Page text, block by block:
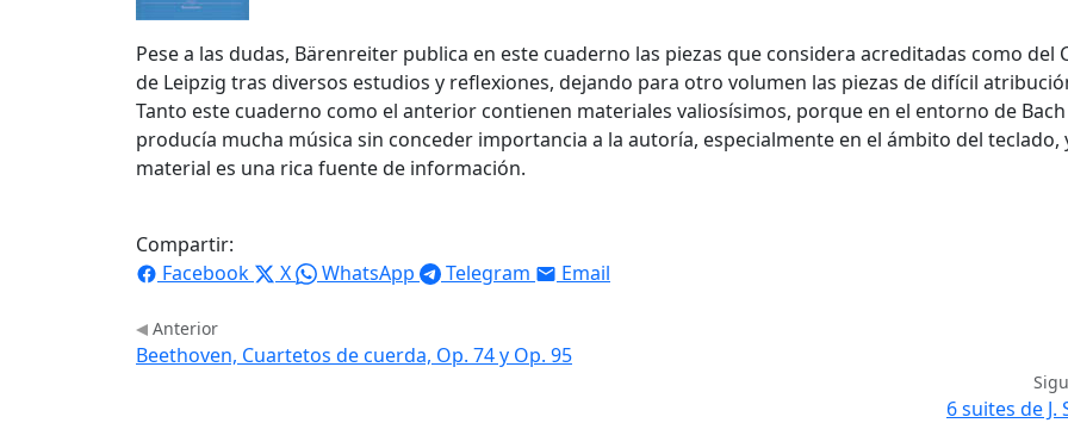
Pese a las dudas, Bärenreiter publica en este cuaderno las piezas que considera acreditadas como del
de Leipzig tras diversos estudios y reflexiones, dejando para otro volumen las piezas de difícil
Tanto este cuaderno como el anterior contienen materiales valiosísimos, porque en el entorno de
producía mucha música sin conceder importancia a la autoría, especialmente en el ámbito del teclado,
material es una rica fuente de información.
Compartir:
Facebook
X WhatsApp Telegram Email
Anterior
Beethoven, Cuartetos de cuerda, Op. 74 y Op. 95
6 suites de J.